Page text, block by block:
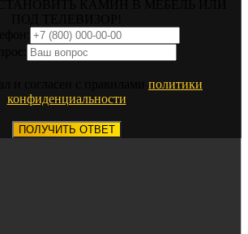
политики
конфиденциальности
ПОЛУЧИТЬ ОТВЕТ